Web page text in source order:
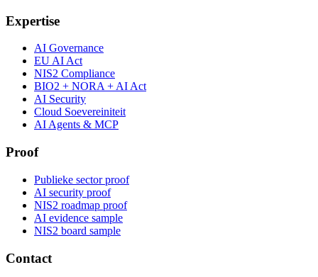
Expertise
AI Governance
EU AI Act
NIS2 Compliance
BIO2 + NORA + AI Act
AI Security
Cloud Soevereiniteit
AI Agents & MCP
Proof
Publieke sector proof
AI security proof
NIS2 roadmap proof
AI evidence sample
NIS2 board sample
Contact